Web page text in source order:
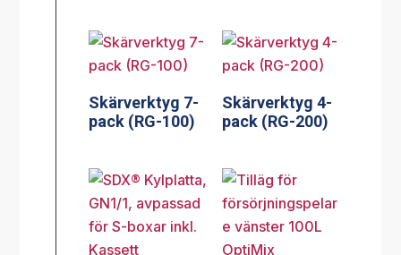
Skärverktyg 7-
pack (RG-100)
Skärverktyg 4-
pack (RG-200)